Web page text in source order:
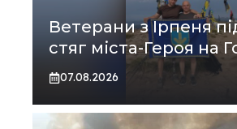
Ветерани з Ірпеня
стяг міста-Героя на
07.08.2026